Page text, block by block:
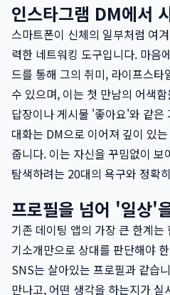
인스타그램 DM에서
스마트폰이 신체의 일부처럼 여
력한 네트워킹 도구입니다. 마음
드를 통해 그의 취미, 라이프스
수 있으며, 이는 첫 만남의 어색
답장이나 게시물 '좋아요'와 같은
대화는 DM으로 이어져 깊이 있
줍니다. 이는 자신을 꾸밈없이
탐색하려는 20대의 욕구와 정확
프로필을 넘어 '일상'
기존 데이팅 앱의 가장 큰 한계
기소개만으로 상대를 판단해야
SNS는 살아있는 프로필과 같습
만나고, 어떤 생각을 하는지가